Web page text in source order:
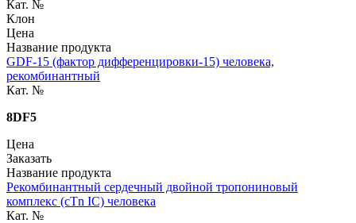
Кат. №
Клон
Цена
Название продукта
GDF-15 (фактор дифференцировки-15) человека,
рекомбинантный
Кат. №
8DF5
Цена
Заказать
Название продукта
Рекомбинантный сердечный двойной тропониновый
комплекс (cTn IC) человека
Кат. №